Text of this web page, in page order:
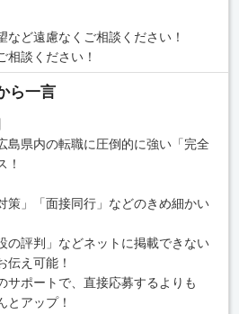
ど遠慮なくご相談ください！
談ください！
ら一言
島県内の転職に圧倒的に強い「完全
！
策」「面接同行」などのきめ細かい
の評判」などネットに掲載できない
伝え可能！
サポートで、直接応募するよりも
とアップ！